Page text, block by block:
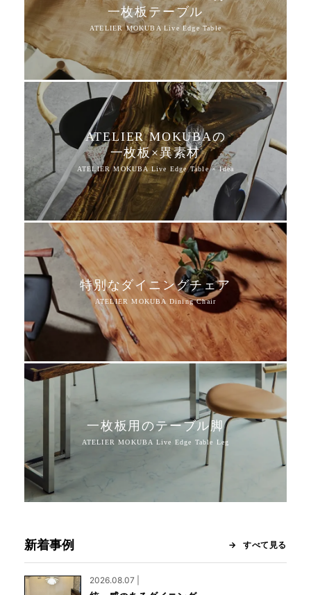
一枚板テーブル
ATELIER MOKUBAの
一枚板×異素材
特別なダイニングチェア
一枚板用のテーブル脚
新着事例 すべて見る
2026.08.07 |